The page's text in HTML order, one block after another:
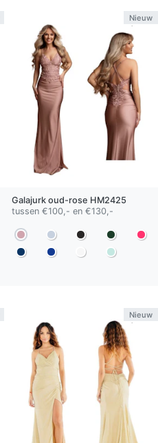
Nieuw
Galajurk oud-rose HM2425
tussen €100,- en €130,-
Nieuw